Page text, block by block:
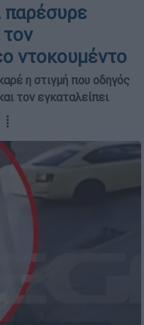
παρέσυρε
τον
ντοκουμέντο
η στιγμή που οδηγός
τον εγκαταλείπει